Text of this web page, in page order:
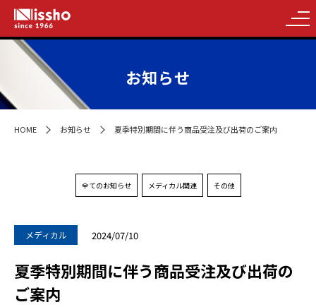
お知らせ
HOME お知らせ 夏季特別期間に伴う商品受注及び出荷のご案内
全てのお知らせ メディカル関連 その他
メディカル 2024/07/10
夏季特別期間に伴う商品受注及び出荷の
ご案内